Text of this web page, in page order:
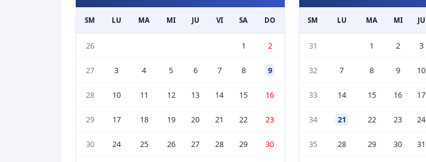
SM LU MA MI JU VI SA DO
26 1 2
27 3 4 5 6 7 8 9
28 10 11 12 13 14 15 16
29 17 18 19 20 21 22 23
30 24 25 26 27 28 29 30
SM LU MA MI JU
31 1 2 3
32 7 8 9 10
33 14 15 16 17
34 21 22 23 24
35 28 29 30 31